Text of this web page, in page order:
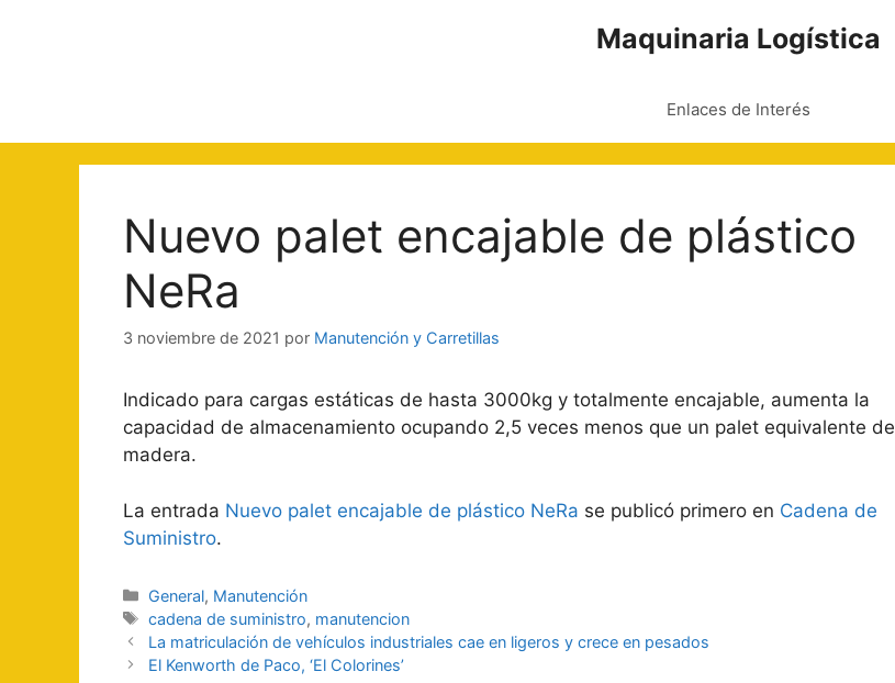
Maquinaria Logística
Enlaces de Interés
Nuevo palet encajable de plástico
NeRa
3 noviembre de 2021 por Manutención y Carretillas
Indicado para cargas estáticas de hasta 3000kg y totalmente encajable, aumenta la
capacidad de almacenamiento ocupando 2,5 veces menos que un palet equivalente de
madera.
La entrada Nuevo palet encajable de plástico NeRa se publicó primero en Cadena de
Suministro.
Categorías
General, Manutención
Etiquetas
cadena de suministro, manutencion
Navegación
de
La matriculación de vehículos industriales cae en ligeros y crece en pesados
El Kenworth de Paco, ‘El Colorines’